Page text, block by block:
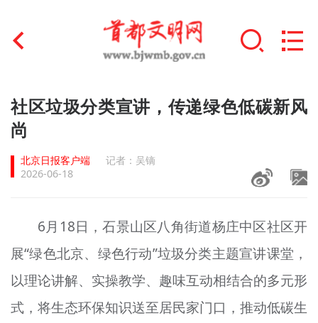
首页
文明创建
文明实践
未成年人思想道德建设
榜样人物
+
身边好人
社区垃圾分类宣讲，传递绿色低碳新风
尚
北京日报客户端
记者：吴镝
2026-06-18
6月18日，石景山区八角街道杨庄中区社区开
展“绿色北京、绿色行动”垃圾分类主题宣讲课堂，
以理论讲解、实操教学、趣味互动相结合的多元形
式，将生态环保知识送至居民家门口，推动低碳生